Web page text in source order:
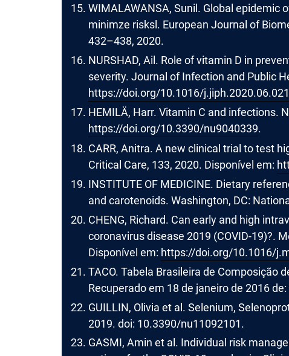
WIMALAWANSA, Sunil. Global epidemic
minimze risksl. European Journal of
432–438, 2020.
NURSHAD, Ail. Role of vitamin D in
severity. Journal of Infection and Public
https://doi.org/10.1016/j.jiph.2020.06.021
HEMILÄ, Harr. Vitamin C and infections.
https://doi.org/10.3390/nu9040339.
CARR, Anitra. A new clinical trial to test
Critical Care, 133, 2020. Disponível em:
INSTITUTE OF MEDICINE. Dietary
and carotenoids. Washington, DC:
CHENG, Richard. Can early and high
coronavirus disease 2019 (COVID-19)?.
Disponível em: https://doi.org/10.1016/
TACO. Tabela Brasileira de Composição
Recuperado em 18 de janeiro de 2016
GUILLIN, Olivia et al. Selenium,
2019. doi: 10.3390/nu11092101.
GASMI, Amin et al. Individual risk